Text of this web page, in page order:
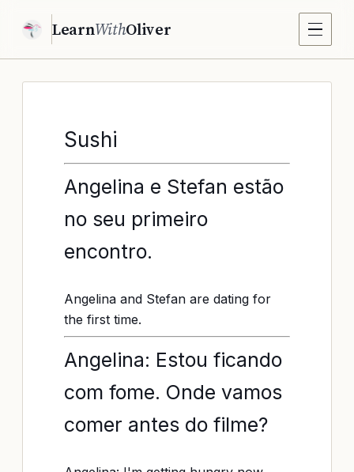
LearnWithOliver
Sushi
Angelina e Stefan estão
no seu primeiro
encontro.
Angelina and Stefan are dating for
the first time.
Angelina: Estou ficando
com fome. Onde vamos
comer antes do filme?